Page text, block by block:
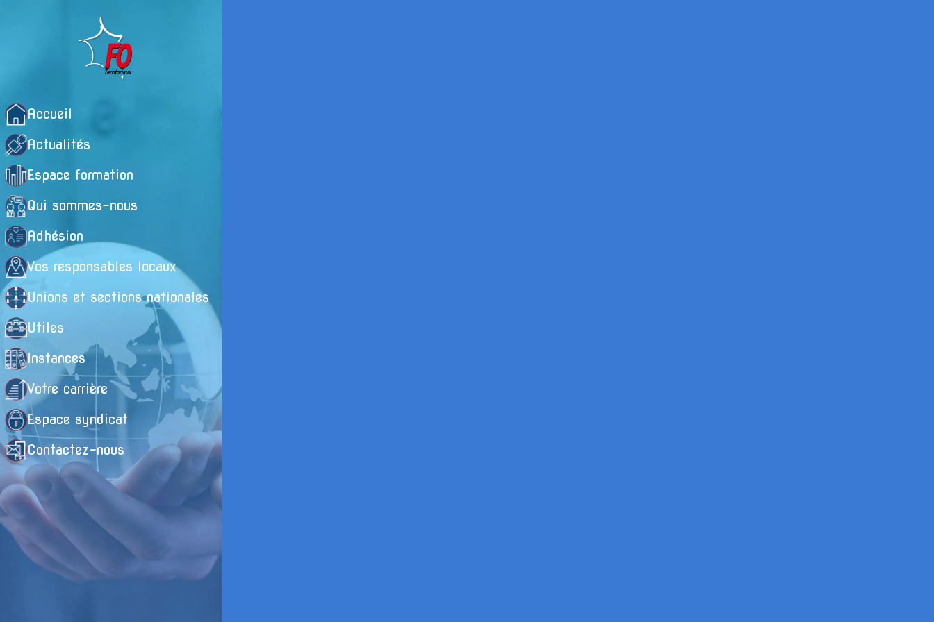
Accueil
Actualités
Espace formation
Qui sommes-nous
Adhésion
Vos responsables locaux
Unions et sections nationales
Utiles
Instances
Votre carrière
Espace syndicat
Contactez-nous